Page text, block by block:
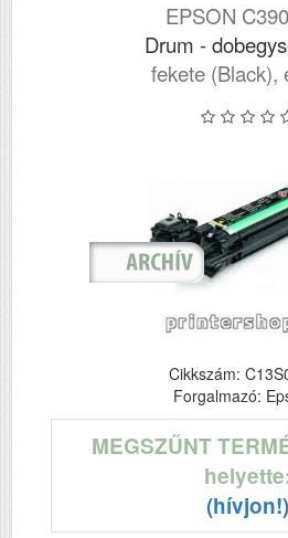
EPSON
Drum -
fekete (Black),
Cikkszám:
Forgalmazó:
MEGSZŰNT
(hívjon!)